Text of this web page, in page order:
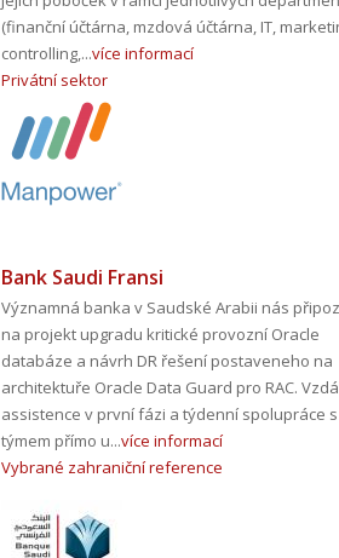
(finanční účtárna, mzdová účtárna, IT,
controlling,...více informací
Privátní sektor
Bank Saudi Fransi
Významná banka v Saudské Arabii nás
na projekt upgradu kritické provozní Oracle
databáze a návrh DR řešení postaveneho na
architektuře Oracle Data Guard pro RAC.
assistence v první fázi a týdenní spolupráce s
týmem přímo u...více informací
Vybrané zahraniční reference